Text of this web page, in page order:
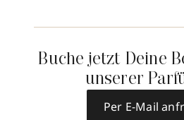
Buche jetzt Deine
unserer
Per E-Mail